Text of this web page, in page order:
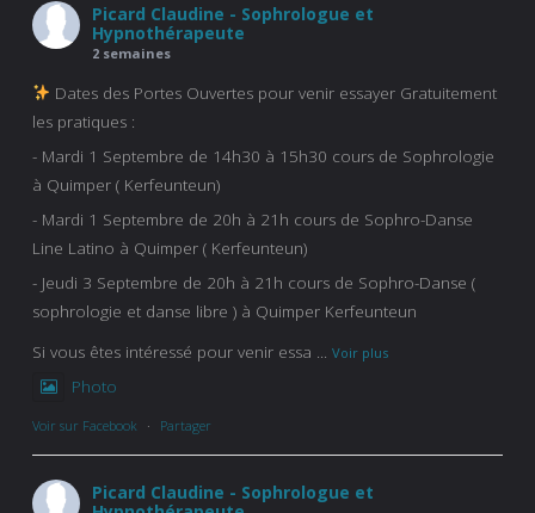
Picard Claudine - Sophrologue et
Hypnothérapeute
2 semaines
Dates des Portes Ouvertes pour venir essayer Gratuitement
les pratiques :
- Mardi 1 Septembre de 14h30 à 15h30 cours de Sophrologie
à Quimper ( Kerfeunteun)
- Mardi 1 Septembre de 20h à 21h cours de Sophro-Danse
Line Latino à Quimper ( Kerfeunteun)
- Jeudi 3 Septembre de 20h à 21h cours de Sophro-Danse (
sophrologie et danse libre ) à Quimper Kerfeunteun
Si vous êtes intéressé pour venir essa
Voir plus
Photo
Voir sur Facebook · Partager
Picard Claudine - Sophrologue et